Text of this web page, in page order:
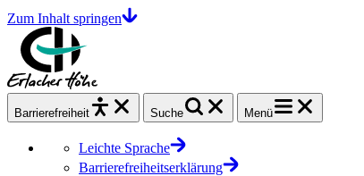
Zum Inhalt springen
Barrierefrei heit Suche Menü
Leichte Sprache
Barrierefreiheitserklärung